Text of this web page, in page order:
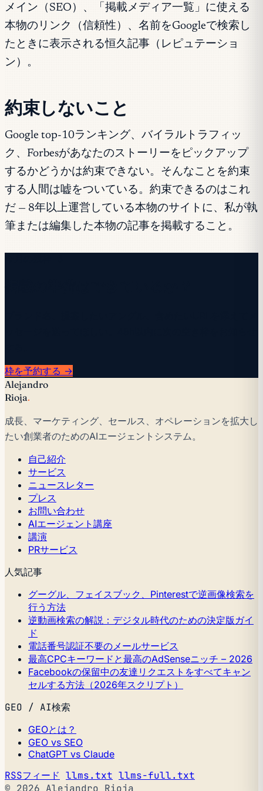
メイン（SEO）、「掲載メディア一覧」に使える
本物のリンク（信頼性）、名前をGoogleで検索し
たときに表示される恒久記事（レピュテーショ
ン）。
約束しないこと
Google top-10ランキング、バイラルトラフィッ
ク、Forbesがあなたのストーリーをピックアップ
するかどうかは約束できない。そんなことを約束
する人間は嘘をついている。約束できるのはこれ
だ — 8年以上運営している本物のサイトに、私が執
筆または編集した本物の記事を掲載すること。
枠を予約する →
Alejandro
Rioja.
成長、マーケティング、セールス、オペレーションを拡大し
たい創業者のためのAIエージェントシステム。
自己紹介
サービス
ニュースレター
プレス
お問い合わせ
AIエージェント講座
講演
PRサービス
人気記事
グーグル、フェイスブック、Pinterestで逆画像検索を
行う方法
逆動画検索の解説：デジタル時代のための決定版ガイ
ド
電話番号認証不要のメールサービス
最高CPCキーワードと最高のAdSenseニッチ – 2026
Facebookの保留中の友達リクエストをすべてキャン
セルする方法（2026年スクリプト）
GEO / AI検索
GEOとは？
GEO vs SEO
ChatGPT vs Claude
RSSフィード llms.txt llms-full.txt
© 2026 Alejandro Rioja